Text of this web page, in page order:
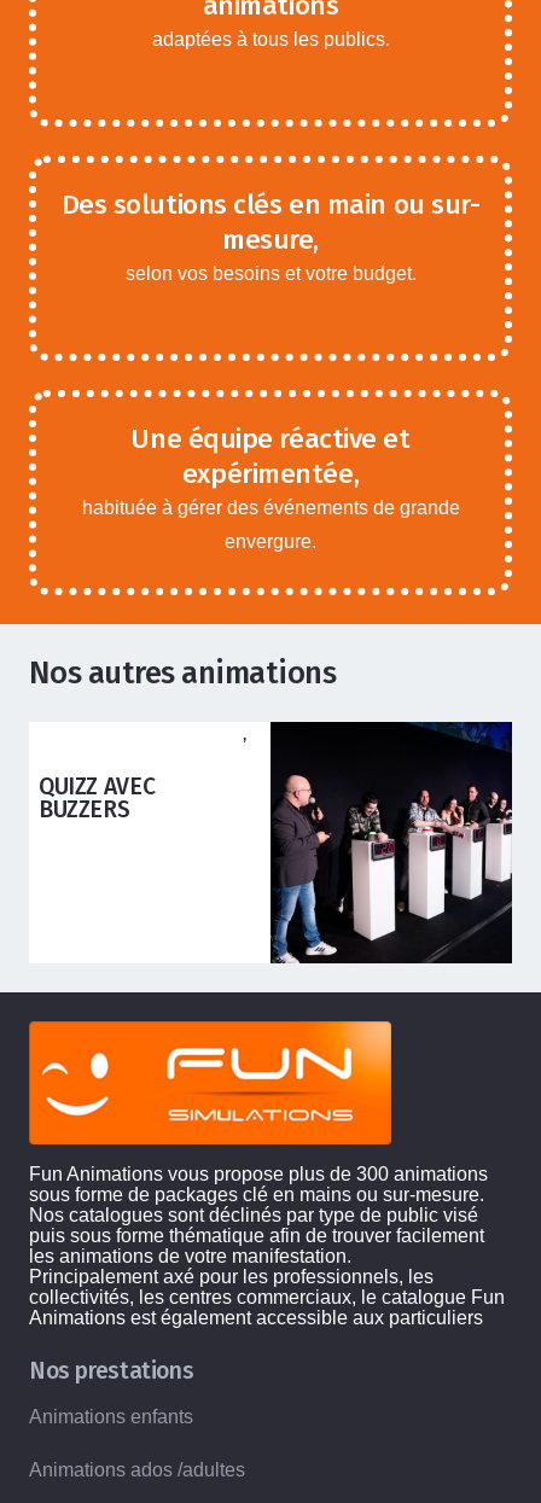
adaptées à tous les publics.
Des solutions clés en main ou sur-
mesure,
selon vos besoins et votre budget.
Une équipe réactive et
expérimentée,
habituée à gérer des événements de grande
envergure.
Nos autres animations
,
QUIZZ AVEC
BUZZERS
Fun Animations vous propose plus de 300 animations
sous forme de packages clé en mains ou sur-mesure.
Nos catalogues sont déclinés par type de public visé
puis sous forme thématique afin de trouver facilement
les animations de votre manifestation.
Principalement axé pour les professionnels, les
collectivités, les centres commerciaux, le catalogue Fun
Animations est également accessible aux particuliers
Nos prestations
Animations enfants
Animations ados /adultes